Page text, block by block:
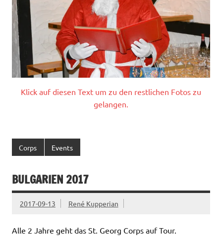
Klick auf diesen Text um zu den restlichen Fotos zu
gelangen.
Corps Events
BULGARIEN 2017
2017-09-13 René Kupperian
Alle 2 Jahre geht das St. Georg Corps auf Tour.